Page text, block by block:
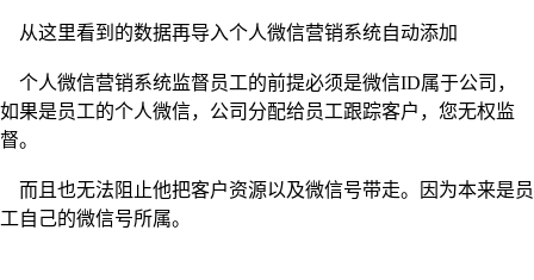
从这里看到的数据再导入个人微信营销系统自动添加
个人微信营销系统监督员工的前提必须是微信ID属于公司，
如果是员工的个人微信，公司分配给员工跟踪客户，您无权监
督。
而且也无法阻止他把客户资源以及微信号带走。因为本来是员
工自己的微信号所属。